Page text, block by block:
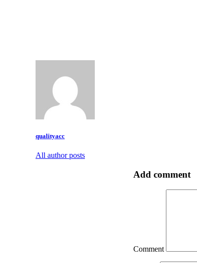
qualityacc
All author posts
Add comment
Comment